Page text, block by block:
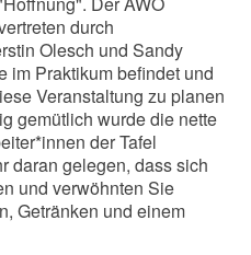
durch
Olesch und Sandy
im Praktikum befindet und
Veranstaltung zu planen
gemütlich wurde die nette
der Tafel
daran gelegen, dass sich
und verwöhnten Sie
Getränken und einem